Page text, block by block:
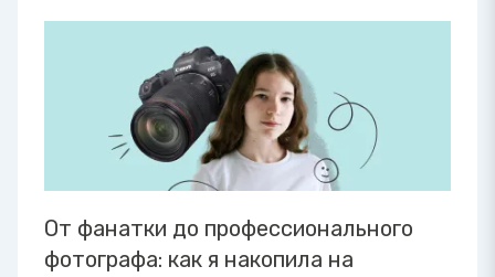
От фанатки до профессионального
фотографа: как я накопила на